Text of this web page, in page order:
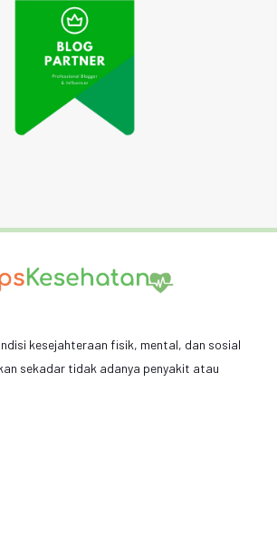
kesejahteraan fisik, mental, dan sosial
sekadar tidak adanya penyakit atau